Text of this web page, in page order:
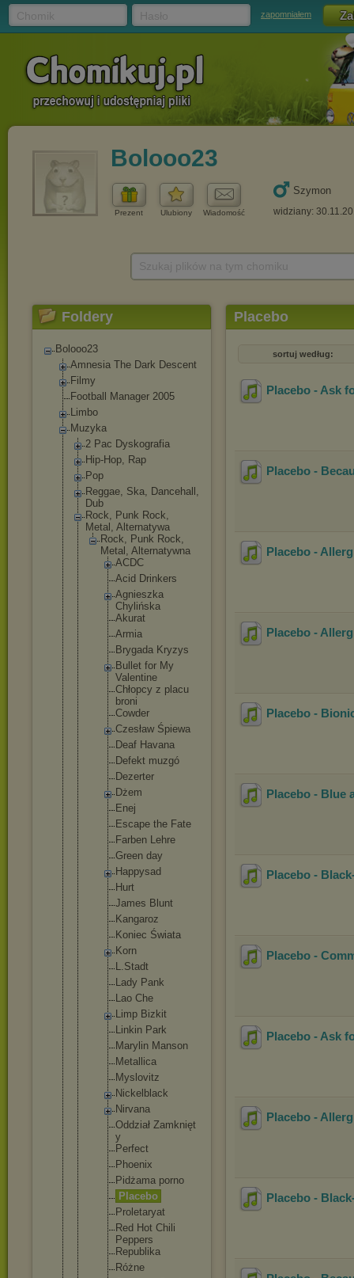
zapomniałem
Bolooo23
Prezent Ulubiony Wiadomość
Szymon
widziany:
Foldery
Bolooo23
Amnesia The Dark Descent
Filmy
Football Manager 2005
Limbo
Muzyka
2 Pac Dyskografia
Hip-Hop, Rap
Pop
Reggae, Ska, Dancehall,
Dub
Rock, Punk Rock,
Metal, Alternatywa
Rock, Punk Rock,
Metal, Alternatywna
ACDC
Acid Drinkers
Agnieszka
Chylińska
Akurat
Armia
Brygada Kryzys
Bullet for My
Valentine
Chłopcy z placu
broni
Cowder
Czesław Śpiewa
Deaf Havana
Defekt muzgó
Dezerter
Dżem
Enej
Escape the Fate
Farben Lehre
Green day
Happysad
Hurt
James Blunt
Kangaroz
Koniec Świata
Korn
L.Stadt
Lady Pank
Lao Che
Limp Bizkit
Linkin Park
Marylin Manson
Metallica
Myslovitz
Nickelbl ack
Nirvana
Oddział Zamknięt
y
Perfect
Phoenix
Pidżama porno
Placebo
Proletaryat
Red Hot Chili
Peppers
Republika
Różne
Placebo
sortuj według:
Placebo - Ask
Placebo -
Placebo -
Placebo -
Placebo -
Placebo - Blue
Placebo -
Placebo -
Placebo - Ask
Placebo -
Placebo -